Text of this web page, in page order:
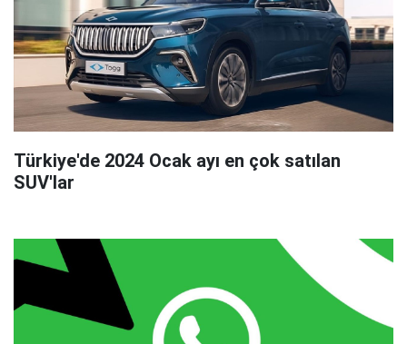
Türkiye'de 2024 Ocak ayı en çok satılan
SUV'lar